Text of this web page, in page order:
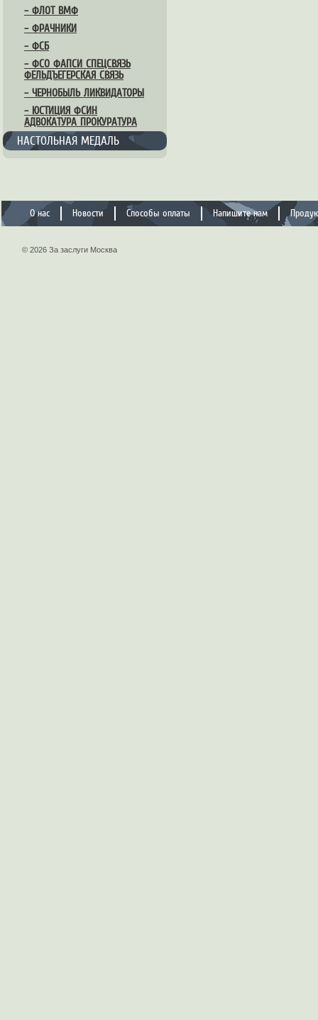
– ФЛОТ ВМФ
– ФРАЧНИКИ
– ФСБ
– ФСО ФАПСИ СПЕЦСВЯЗЬ
ФЕЛЬДЪЕГЕРСКАЯ СВЯЗЬ
– ЧЕРНОБЫЛЬ ЛИКВИДАТОРЫ
– ЮСТИЦИЯ ФСИН
АДВОКАТУРА ПРОКУРАТУРА
НАСТОЛЬНАЯ МЕДАЛЬ
О нас Новости Способы оплаты Напишите нам
© 2026 За заслуги Москва